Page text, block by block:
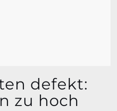
defekt:
zu hoch